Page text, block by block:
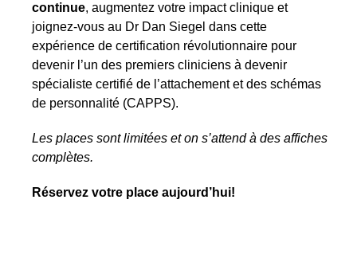
continue, augmentez votre impact clinique et
joignez-vous au Dr Dan Siegel dans cette
expérience de certification révolutionnaire pour
devenir l’un des premiers cliniciens à devenir
spécialiste certifié de l’attachement et des schémas
de personnalité (CAPPS).
Les places sont limitées et on s’attend à des affiches
complètes.
Réservez votre place aujourd’hui!